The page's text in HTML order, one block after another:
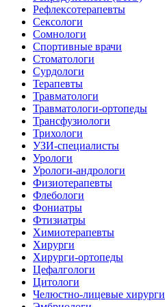
Рефлексотерапевты
Сексологи
Сомнологи
Спортивные врачи
Стоматологи
Сурдологи
Терапевты
Травматологи
Травматологи-ортопеды
Трансфузиологи
Трихологи
УЗИ-специалисты
Урологи
Урологи-андрологи
Физиотерапевты
Флебологи
Фониатры
Фтизиатры
Химиотерапевты
Хирурги
Хирурги-ортопеды
Цефалгологи
Цитологи
Челюстно-лицевые хирурги